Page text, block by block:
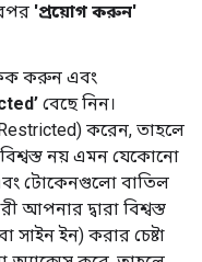
'প্রয়োগ করুন'
করুন এবং
বেছে নিন।
করেন, তাহলে
নয় এমন যেকোনো
টোকেনগুলো বাতিল
আপনার দ্বারা বিশ্বস্ত
ইন) করার চেষ্টা